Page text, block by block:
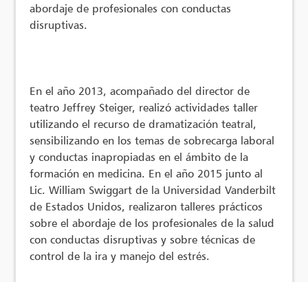
abordaje de profesionales con conductas
disruptivas.
En el año 2013, acompañado del director de
teatro Jeffrey Steiger, realizó actividades taller
utilizando el recurso de dramatización teatral,
sensibilizando en los temas de sobrecarga laboral
y conductas inapropiadas en el ámbito de la
formación en medicina. En el año 2015 junto al
Lic. William Swiggart de la Universidad Vanderbilt
de Estados Unidos, realizaron talleres prácticos
sobre el abordaje de los profesionales de la salud
con conductas disruptivas y sobre técnicas de
control de la ira y manejo del estrés.